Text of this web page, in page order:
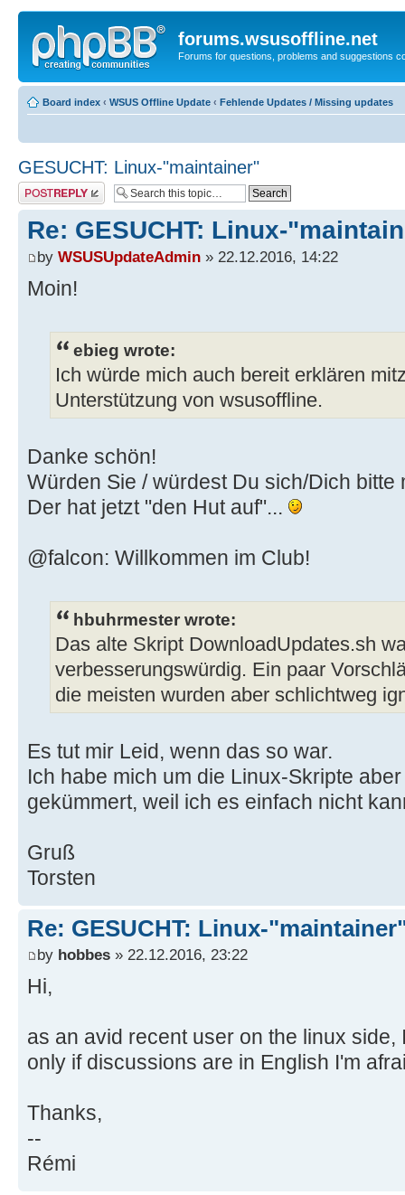
forums.wsusoffline.net
Forums for questions, problems and suggestions
Board index ‹ WSUS Offline Update ‹ Fehlende Updates / Missing updates
GESUCHT: Linux-"maintainer"
Post a reply
Re: GESUCHT: Linux-
by WSUSUpdateAdmin » 22.12.2016, 14:22
Moin!
ebieg wrote:
Ich würde mich auch bereit erklären
Unterstützung von wsusoffline.
Danke schön!
Würden Sie / würdest Du sich/Dich bitte
Der hat jetzt "den Hut auf"...
@falcon: Willkommen im Club!
hbuhrmester wrote:
Das alte Skript DownloadUpdates.sh
verbesserungswürdig. Ein paar
die meisten wurden aber schlichtweg
Es tut mir Leid, wenn das so war.
Ich habe mich um die Linux-Skripte
gekümmert, weil ich es einfach nicht
Gruß
Torsten
Re: GESUCHT: Linux-
by hobbes » 22.12.2016, 23:22
Hi,
as an avid recent user on the linux side,
only if discussions are in English I'm
Thanks,
--
Rémi